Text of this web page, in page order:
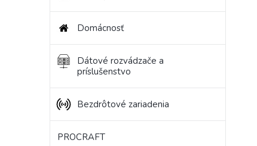
Domácnosť
Dátové rozvádzače a
príslušenstvo
Bezdrôtové zariadenia
PROCRAFT